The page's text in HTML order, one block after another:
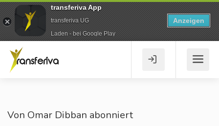
Von Omar Dibban abonniert
transferiva App
transferiva UG
Laden - bei Google Play
Anzeigen